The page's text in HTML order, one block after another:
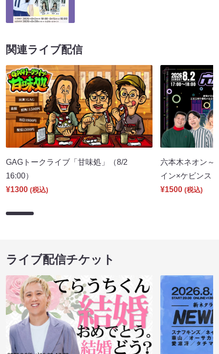
関連ライブ配信
GAGトークライブ「甘味処」（8/2
16:00）
¥1300 (税込)
六本木ネオン～
イン×ケビンス
¥1500 (税込)
ライブ配信チケット